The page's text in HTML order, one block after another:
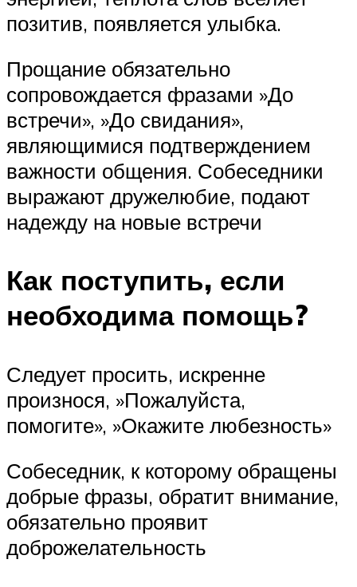
позитив, появляется улыбка.
Прощание обязательно
сопровождается фразами »До
встречи», »До свидания»,
являющимися подтверждением
важности общения. Собеседники
выражают дружелюбие, подают
надежду на новые встречи
Как поступить, если
необходима помощь?
Следует просить, искренне
произнося, »Пожалуйста,
помогите», »Окажите любезность»
Собеседник, к которому обращены
добрые фразы, обратит внимание,
обязательно проявит
доброжелательность